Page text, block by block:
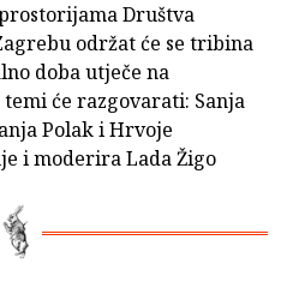
Društva
održat će se tribina
doba utječe na
će razgovarati: Sanja
Polak i Hrvoje
i moderira Lada Žigo